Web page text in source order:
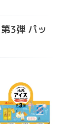
3弾 パッ